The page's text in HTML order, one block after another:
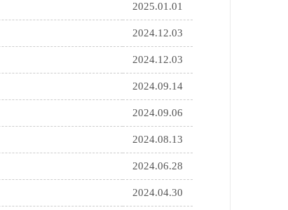
2025.01.01
2024.12.03
2024.12.03
2024.09.14
2024.09.06
2024.08.13
2024.06.28
2024.04.30